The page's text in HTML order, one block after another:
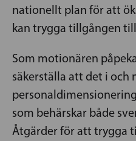
nationellt plan för att
kan trygga tillgången
Som motionären
säkerställa att det i och
som behärskar både
Åtgärder för att trygga